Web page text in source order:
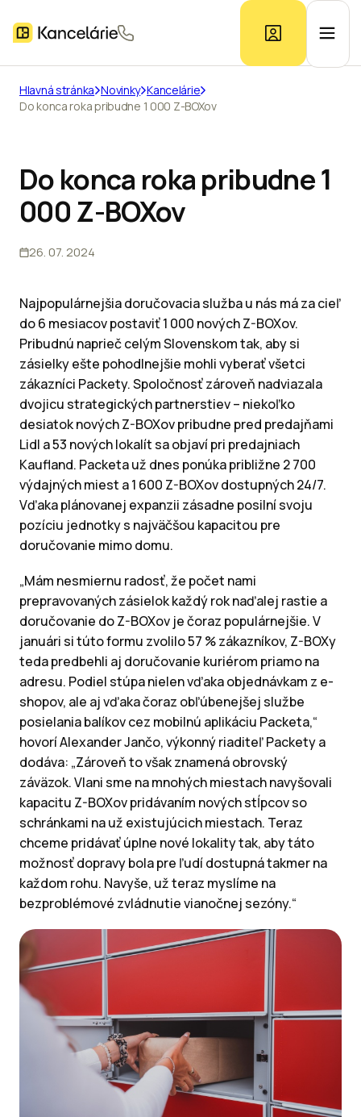
Ponuka kancelárií
Prieskum trhu
Hlavná stránka Novinky Kancelárie
Do konca roka pribudne 1 000 Z-BOXov
Do konca roka pribudne 1
000 Z-BOXov
26. 07. 2024
Najpopulárnejšia doručovacia služba u nás má za cieľ
do 6 mesiacov postaviť 1 000 nových Z-BOXov.
Pribudnú naprieč celým Slovenskom tak, aby si
zásielky ešte pohodlnejšie mohli vyberať všetci
zákazníci Packety. Spoločnosť zároveň nadviazala
dvojicu strategických partnerstiev – niekoľko
desiatok nových Z-BOXov pribudne pred predajňami
Lidl a 53 nových lokalít sa objaví pri predajniach
Kaufland. Packeta už dnes ponúka približne 2 700
výdajných miest a 1 600 Z-BOXov dostupných 24/7.
Vďaka plánovanej expanzii zásadne posilní svoju
pozíciu jednotky s najväčšou kapacitou pre
doručovanie mimo domu.
„Mám nesmiernu radosť, že počet nami
prepravovaných zásielok každý rok naďalej rastie a
doručovanie do Z-BOXov je čoraz populárnejšie. V
januári si túto formu zvolilo 57 % zákazníkov, Z-BOXy
teda predbehli aj doručovanie kuriérom priamo na
adresu. Podiel stúpa nielen vďaka objednávkam z e-
shopov, ale aj vďaka čoraz obľúbenejšej službe
posielania balíkov cez mobilnú aplikáciu Packeta,“
hovorí Alexander Jančo, výkonný riaditeľ Packety a
dodáva: „Zároveň to však znamená obrovský
záväzok. Vlani sme na mnohých miestach navyšovali
kapacitu Z-BOXov pridávaním nových stĺpcov so
schránkami na už existujúcich miestach. Teraz
chceme pridávať úplne nové lokality tak, aby táto
možnosť dopravy bola pre ľudí dostupná takmer na
každom rohu. Navyše, už teraz myslíme na
bezproblémové zvládnutie vianočnej sezóny.“